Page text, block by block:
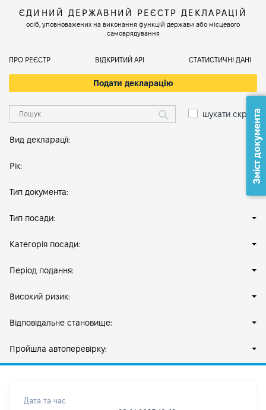
ЄДИНИЙ ДЕРЖАВНИЙ РЕЄСТР ДЕКЛАРАЦІЙ
осіб, уповноважених на виконання функцій держави або місцевого
самоврядування
ПРО РЕЄСТР ВІДКРИТИЙ АРІ СТАТИСТИЧНІ ДАНІ
Подати декларацію
шукати скрізь
Вид декларації:
Рік:
Тип документа:
Тип посади:
Категорія посади:
Період подання:
Високий ризик:
Відповідальне становище:
Пройшла автоперевірку:
Дата та час
Зміст документа